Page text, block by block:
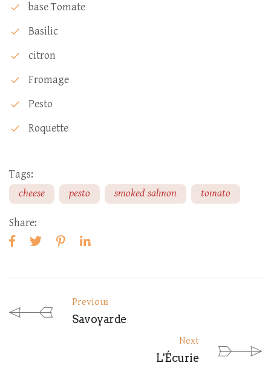
check Base Tomate
check Basilic
check Citron
check Fromage
check Pesto
check Roquette
Tags:
cheese
pesto smoked salmon tomato
Share:
Previous
Savoyarde
Next
L'Écurie